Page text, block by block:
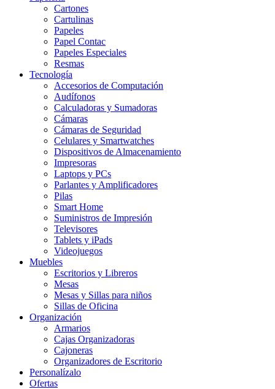
Cartones
Cartulinas
Papeles
Papel Contac
Papeles Especiales
Resmas
Tecnología
Accesorios de Computación
Audífonos
Calculadoras y Sumadoras
Cámaras
Cámaras de Seguridad
Celulares y Smartwatches
Dispositivos de Almacenamiento
Impresoras
Laptops y PCs
Parlantes y Amplificadores
Pilas
Smart Home
Suministros de Impresión
Televisores
Tablets y iPads
Videojuegos
Muebles
Escritorios y Libreros
Mesas
Mesas y Sillas para niños
Sillas de Oficina
Organización
Armarios
Cajas Organizadoras
Cajoneras
Organizadores de Escritorio
Personalízalo
Ofertas